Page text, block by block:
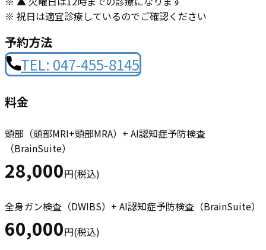
※ 祝日は適宜診療しているのでご確認ください
予約方法
TEL: 047-455-8145
料金
頭部（頭部MRI+頭部MRA）+ AI認知症予防検査
（BrainSuite）
28,000円(税込)
全身ガン検査（DWIBS）+ AI認知症予防検査（BrainSuite）
60,000円(税込)